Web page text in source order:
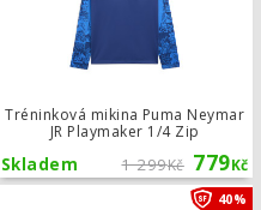
Tréninková mikina Puma Neymar
JR Playmaker 1/4 Zip
1 299Kč 779Kč
Skladem
Fotbalový míč Puma Neymar JR40%